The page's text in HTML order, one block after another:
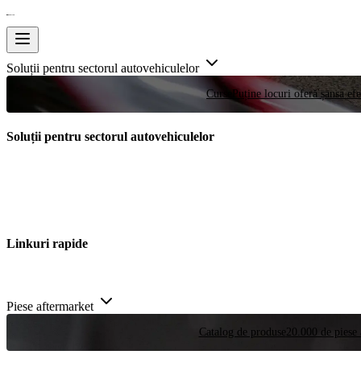
Soluții pentru sectorul autovehiculelor
Curse Puține locuri oferă șansa
Soluții pentru sectorul autovehiculelor
Linkuri rapide
Piese aftermarket
Catalog de produse 20.000 de